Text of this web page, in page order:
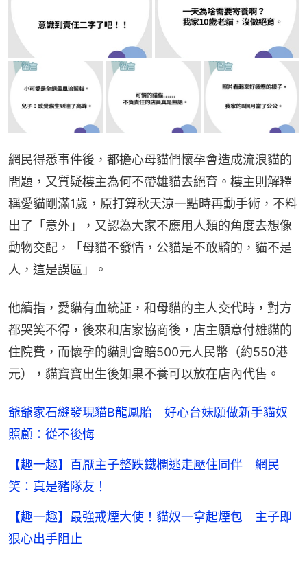
網民得悉事件後，都擔心母貓們懷孕會造成流浪貓的
問題，又質疑樓主為何不帶雄貓去絕育。樓主則解釋
稱愛貓剛滿1歲，原打算秋天涼一點時再動手術，不料
出了「意外」，又認為大家不應用人類的角度去想像
動物交配，「母貓不發情，公貓是不敢騎的，貓不是
人，這是誤區」。
他續指，愛貓有血統証，和母貓的主人交代時，對方
都哭笑不得，後來和店家協商後，店主願意付雄貓的
住院費，而懷孕的貓則會賠500元人民幣（約550港
元），貓寶寶出生後如果不養可以放在店內代售。
爺爺家石縫發現貓B龍鳳胎 好心台妹願做新手貓奴
照顧：從不後悔
【趣一趣】百厭主子整跌鐵欄逃走壓住同伴 網民
笑：真是豬隊友！
【趣一趣】最強戒煙大使！貓奴一拿起煙包 主子即
狠心出手阻止